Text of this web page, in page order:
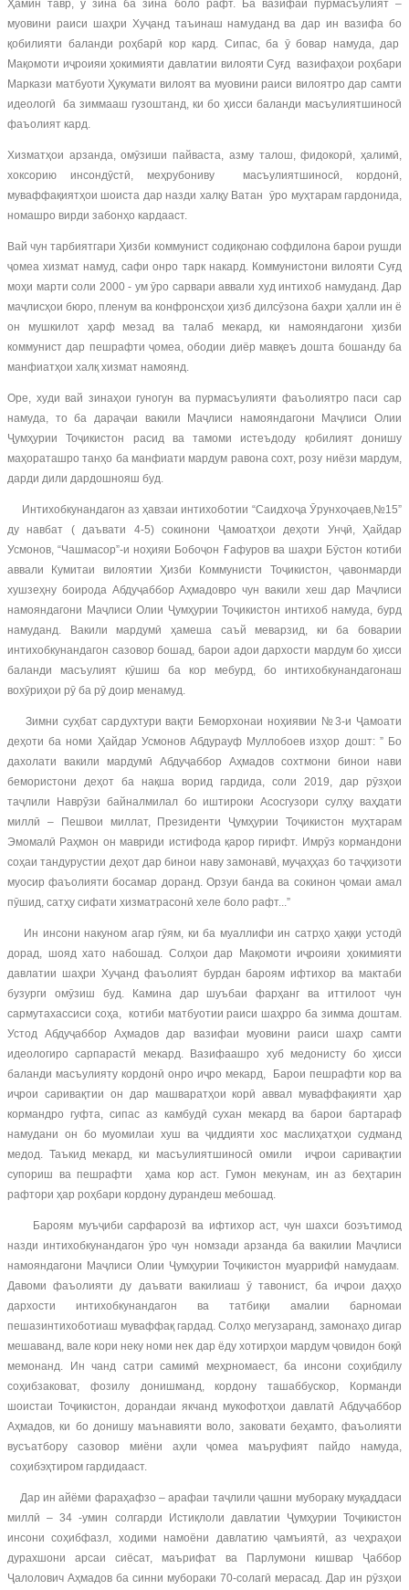
Ҳамин тавр, ӯ зина ба зина боло рафт. Ба вазифаи пурмасъулият –
муовини раиси шаҳри Хуҷанд таъинаш намуданд ва дар ин вазифа бо
қобилияти баланди роҳбарӣ кор кард. Сипас, ба ӯ бовар намуда, дар
Мақомоти иҷроияи ҳокимияти давлатии вилояти Суғд вазифаҳои роҳбари
Маркази матбуоти Ҳукумати вилоят ва муовини раиси вилоятро дар самти
идеологӣ ба зиммааш гузоштанд, ки бо ҳисси баланди масъулиятшиносӣ
фаъолият кард.
Хизматҳои арзанда, омӯзиши пайваста, азму талош, фидокорӣ, ҳалимӣ,
хоксорию инсондӯстӣ, меҳрубониву масъулиятшиносӣ, кордонӣ,
муваффақиятҳои шоиста дар назди халқу Ватан ӯро муҳтарам гардонида,
номашро вирди забонҳо кардааст.
Вай чун тарбиятгари Ҳизби коммунист содиқонаю софдилона барои рушди
ҷомеа хизмат намуд, сафи онро тарк накард. Коммунистони вилояти Суғд
моҳи марти соли 2000 - ум ӯро сарвари аввали худ интихоб намуданд. Дар
маҷлисҳои бюро, пленум ва конфронсҳои ҳизб дилсӯзона баҳри ҳалли ин ё
он мушкилот ҳарф мезад ва талаб мекард, ки намояндагони ҳизби
коммунист дар пешрафти ҷомеа, ободии диёр мавқеъ дошта бошанду ба
манфиатҳои халқ хизмат намоянд.
Оре, худи вай зинаҳои гуногун ва пурмасъулияти фаъолиятро паси сар
намуда, то ба дараҷаи вакили Маҷлиси намояндагони Маҷлиси Олии
Ҷумҳурии Тоҷикистон расид ва тамоми истеъдоду қобилият донишу
маҳораташро танҳо ба манфиати мардум равона сохт, розу ниёзи мардум,
дарди дили дардошнояш буд.
Интихобкунандагон аз ҳавзаи интихоботии “Саидхоҷа Ӯрунхоҷаев,№15”
ду навбат ( даъвати 4-5) сокинони Ҷамоатҳои деҳоти Унҷӣ, Ҳайдар
Усмонов, “Чашмасор”-и ноҳияи Бобоҷон Ғафуров ва шаҳри Бӯстон котиби
аввали Кумитаи вилоятии Ҳизби Коммунисти Тоҷикистон, ҷавонмарди
хушзеҳну боирода Абдуҷаббор Аҳмадовро чун вакили хеш дар Маҷлиси
намояндагони Маҷлиси Олии Ҷумҳурии Тоҷикистон интихоб намуда, бурд
намуданд. Вакили мардумӣ ҳамеша саъй меварзид, ки ба боварии
интихобкунандагон сазовор бошад, барои адои дархости мардум бо ҳисси
баланди масъулият кӯшиш ба кор мебурд, бо интихобкунандагонаш
вохӯриҳои рӯ ба рӯ доир менамуд.
Зимни суҳбат сардухтури вақти Беморхонаи ноҳиявии №3-и Ҷамоати
деҳоти ба номи Ҳайдар Усмонов Абдурауф Муллобоев изҳор дошт: ” Бо
дахолати вакили мардумӣ Абдуҷаббор Аҳмадов сохтмони бинои нави
бемористони деҳот ба нақша ворид гардида, соли 2019, дар рӯзҳои
таҷлили Наврӯзи байналмилал бо иштироки Асосгузори сулҳу ваҳдати
миллӣ – Пешвои миллат, Президенти Ҷумҳурии Тоҷикистон муҳтарам
Эмомалӣ Раҳмон он мавриди истифода қарор гирифт. Имрӯз кормандони
соҳаи тандурустии деҳот дар бинои наву замонавӣ, муҷаҳҳаз бо таҷҳизоти
муосир фаъолияти босамар доранд. Орзуи банда ва сокинон ҷомаи амал
пӯшид, сатҳу сифати хизматрасонӣ хеле боло рафт...”
Ин инсони накуном агар гӯям, ки ба муаллифи ин сатрҳо ҳаққи устодӣ
дорад, шояд хато набошад. Солҳои дар Мақомоти иҷроияи ҳокимияти
давлатии шаҳри Хуҷанд фаъолият бурдан бароям ифтихор ва мактаби
бузурги омӯзиш буд. Камина дар шуъбаи фарҳанг ва иттилоот чун
сармутахассиси соҳа, котиби матбуотии раиси шаҳрро ба зимма доштам.
Устод Абдуҷаббор Аҳмадов дар вазифаи муовини раиси шаҳр самти
идеологиро сарпарастӣ мекард. Вазифаашро хуб медонисту бо ҳисси
баланди масъулияту кордонӣ онро иҷро мекард, Барои пешрафти кор ва
иҷрои саривақтии он дар машваратҳои корӣ аввал муваффақияти ҳар
кормандро гуфта, сипас аз камбудӣ сухан мекард ва барои бартараф
намудани он бо муомилаи хуш ва ҷиддияти хос маслиҳатҳои судманд
медод. Таъкид мекард, ки масъулиятшиносӣ омили иҷрои саривақтии
супориш ва пешрафти ҳама кор аст. Гумон мекунам, ин аз беҳтарин
рафтори ҳар роҳбари кордону дурандеш мебошад.
Бароям муъҷиби сарфарозӣ ва ифтихор аст, чун шахси боэътимод
назди интихобкунандагон ӯро чун номзади арзанда ба вакилии Маҷлиси
намояндагони Маҷлиси Олии Ҷумҳурии Тоҷикистон муаррифӣ намудаам.
Давоми фаъолияти ду даъвати вакилиаш ӯ тавонист, ба иҷрои даҳҳо
дархости интихобкунандагон ва татбиқи амалии барномаи
пешазинтихоботиаш муваффақ гардад. Солҳо мегузаранд, замонаҳо дигар
мешаванд, вале кори неку номи нек дар ёду хотирҳои мардум ҷовидон боқӣ
мемонанд. Ин чанд сатри самимӣ меҳрномаест, ба инсони соҳибдилу
соҳибзаковат, фозилу донишманд, кордону ташаббускор, Корманди
шоистаи Тоҷикистон, дорандаи якчанд мукофотҳои давлатӣ Абдуҷаббор
Аҳмадов, ки бо донишу маънавияти воло, заковати беҳамто, фаъолияти
вусъатбору сазовор миёни аҳли ҷомеа маъруфият пайдо намуда,
соҳибэҳтиром гардидааст.
Дар ин айёми фараҳафзо – арафаи таҷлили ҷашни мубораку муқаддаси
миллӣ – 34 -умин солгарди Истиқлоли давлатии Ҷумҳурии Тоҷикистон
инсони соҳибфазл, ходими намоёни давлатию ҷамъиятӣ, аз чеҳраҳои
дурахшони арсаи сиёсат, маърифат ва Парлумони кишвар Ҷаббор
Ҷалолович Аҳмадов ба синни мубораки 70-солагӣ мерасад. Дар ин рӯзҳои